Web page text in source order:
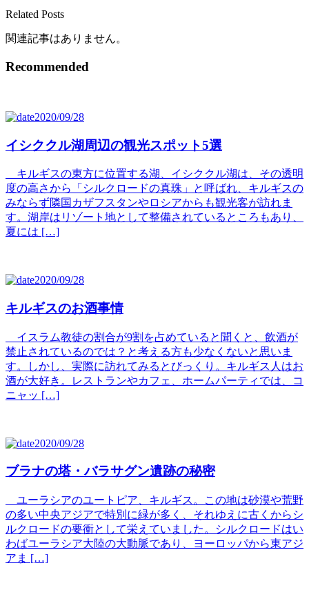
Related Posts
関連記事はありません。
Recommended
2020/09/28
イシククル湖周辺の観光スポット5選
キルギスの東方に位置する湖、イシククル湖は、その透明
度の高さから「シルクロードの真珠」と呼ばれ、キルギスの
みならず隣国カザフスタンやロシアからも観光客が訪れま
す。湖岸はリゾート地として整備されているところもあり、
夏には […]
2020/09/28
キルギスのお酒事情
イスラム教徒の割合が9割を占めていると聞くと、飲酒が
禁止されているのでは？と考える方も少なくないと思いま
す。しかし、実際に訪れてみるとびっくり。キルギス人はお
酒が大好き。レストランやカフェ、ホームパーティでは、コ
ニャッ […]
2020/09/28
ブラナの塔・バラサグン遺跡の秘密
ユーラシアのユートピア、キルギス。この地は砂漠や荒野
の多い中央アジアで特別に緑が多く、それゆえに古くからシ
ルクロードの要衝として栄えていました。シルクロードはい
わばユーラシア大陸の大動脈であり、ヨーロッパから東アジ
アま […]